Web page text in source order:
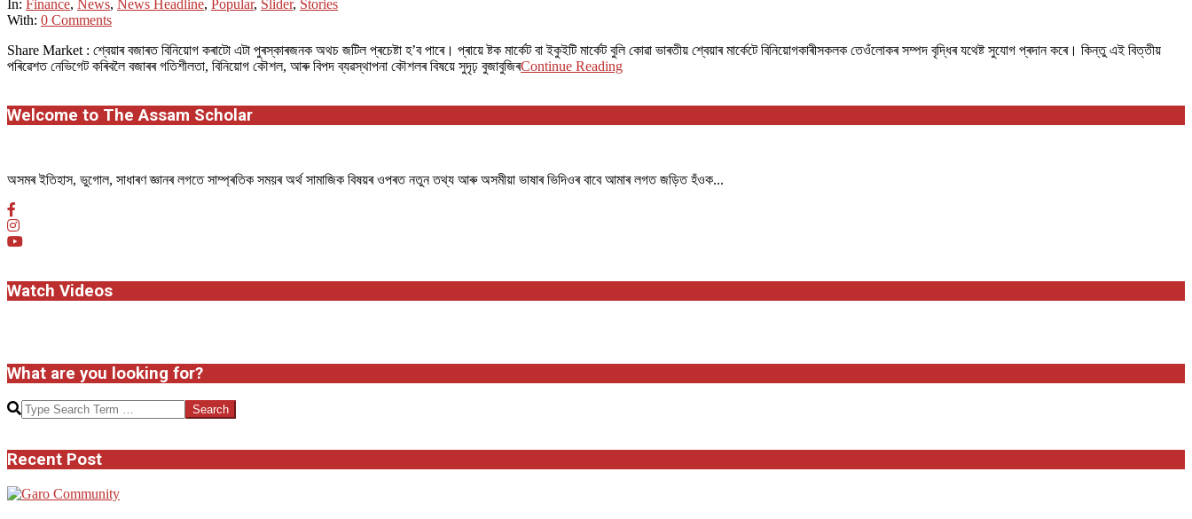
In: Finance, News, News Headline, Popular, Slider, Stories
With: 0 Comments
Share Market : শ্বেয়াৰ বজাৰত বিনিয়োগ কৰাটো এটা পুৰস্কাৰজনক অথচ জটিল প্ৰচেষ্টা হ’ব পাৰে। প্ৰায়ে ষ্টক মাৰ্কেট বা ইকুইটি মাৰ্কেট বুলি কোৱা ভাৰতীয় শ্বেয়াৰ মাৰ্কেটে বিনিয়োগকাৰীসকলক তেওঁলোকৰ সম্পদ বৃদ্ধিৰ যথেষ্ট সুযোগ প্ৰদান কৰে। কিন্তু এই বিত্তীয়
পৰিৱেশত নেভিগেট কৰিবলৈ বজাৰৰ গতিশীলতা, বিনিয়োগ কৌশল, আৰু বিপদ ব্যৱস্থাপনা কৌশলৰ বিষয়ে সুদৃঢ় বুজাবুজিৰContinue Reading
Welcome to The Assam Scholar
অসমৰ ইতিহাস, ভুগোল, সাধাৰণ জ্ঞানৰ লগতে সাম্প্ৰতিক সময়ৰ অৰ্থ সামাজিক বিষয়ৰ ওপৰত নতুন তথ্য আৰু অসমীয়া ভাষাৰ ভিদিওৰ বাবে আমাৰ লগত জড়িত হঁওক...
Watch Videos
What are you looking for?
Search
Recent Post